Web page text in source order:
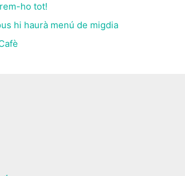
ho tot!
hi haurà menú de migdia